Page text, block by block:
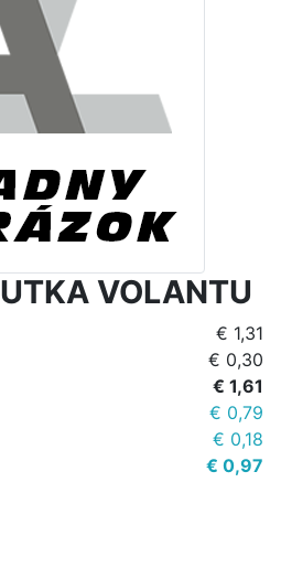
VOLANTU
€ 1,31
€ 0,30
€ 1,61
€ 0,79
€ 0,18
€ 0,97